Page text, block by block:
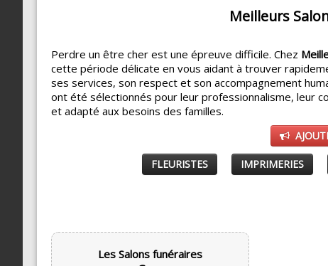
Meilleurs
Perdre un être cher est une épreuve difficile. Chez
cette période délicate en vous aidant à trouver
ses services, son respect et son accompagnement
ont été sélectionnés pour leur professionnalisme, leur
et adapté aux besoins des familles.
FLEURISTES IMPRIMERIES
Les Salons funéraires